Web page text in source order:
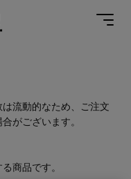
流動的なため、ご注文
がございます。
商品です。